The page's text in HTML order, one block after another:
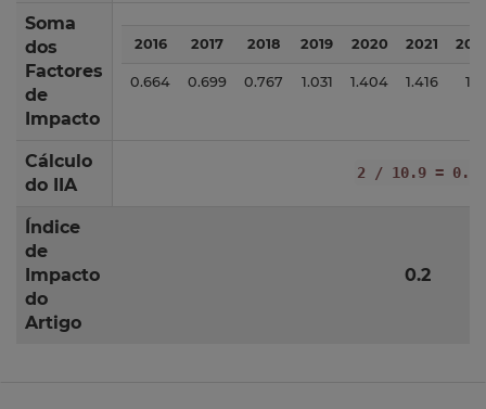
Soma
dos
Factores
de
Impacto
2016 2017 2018 2019 2020 2021
0.664 0.699 0.767 1.031 1.404 1.416 1.5
Cálculo
do IIA
2 / 10.9 = 0.2
Índice
de
Impacto
do
Artigo
0.2